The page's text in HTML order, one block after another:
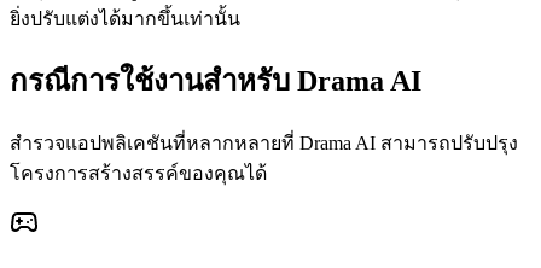
ยิ่งปรับแต่งได้มากขึ้นเท่านั้น
กรณีการใช้งานสำหรับ Drama AI
สำรวจแอปพลิเคชันที่หลากหลายที่ Drama AI สามารถปรับปรุง
โครงการสร้างสรรค์ของคุณได้